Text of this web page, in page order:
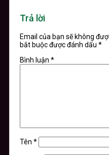
Trả lời
Email của bạn sẽ không
bắt buộc được đánh dấu *
Bình luận *
Tên *